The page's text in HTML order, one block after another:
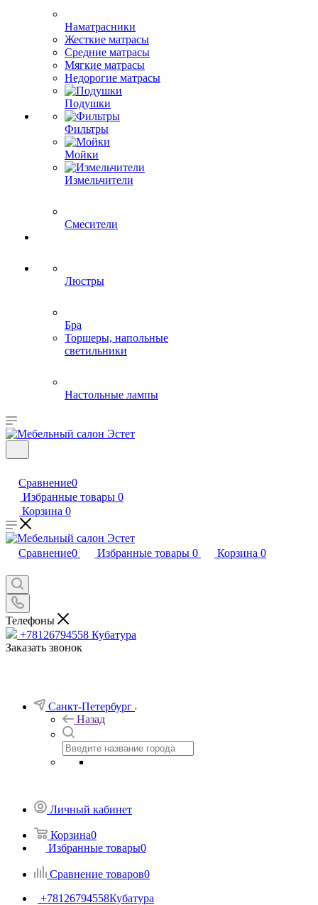
Наматрасники
Жесткие матрасы
Средние матрасы
Мягкие матрасы
Недорогие матрасы
Подушки
Фильтры
Мойки
Измельчители
Смесители
Люстры
Бра
Торшеры, напольные
светильники
Настольные лампы
Сравнение0
Избранные товары 0
Корзина 0
Сравнение0 Избранные товары 0 Корзина 0
Телефоны
+78126794558 Кубатура
Заказать звонок
Санкт-Петербург
Назад
Личный кабинет
Корзина0
Избранные товары0
Сравнение товаров0
+78126794558Кубатура